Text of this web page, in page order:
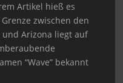
Artikel hieß es
zwischen den
und Arizona liegt auf
“Wave” bekannt